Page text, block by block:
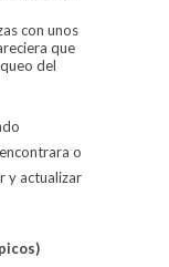
con unos
que
del
o
y actualizar